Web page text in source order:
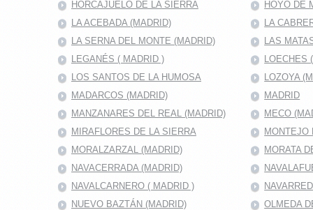
HORCAJUELO DE LA SIERRA
HOYO DE
LA ACEBADA (MADRID)
LA
LA SERNA DEL MONTE (MADRID)
LAS
LEGANÉS ( MADRID )
LOECHES
LOS SANTOS DE LA HUMOSA
LOZOYA
MADARCOS (MADRID)
MADRID
MANZANARES DEL REAL (MADRID)
MECO
MIRAFLORES DE LA SIERRA
MONTEJO
MORALZARZAL (MADRID)
MORATA
NAVACERRADA (MADRID)
NAVALCARNERO ( MADRID )
NUEVO BAZTÁN (MADRID)
OLMEDA